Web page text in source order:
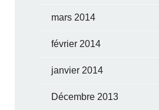
mars 2014
février 2014
janvier 2014
Décembre 2013